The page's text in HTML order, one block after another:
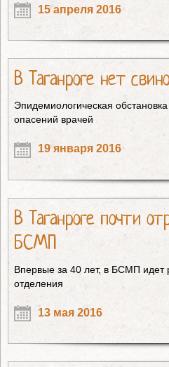
15 апреля 2016
В Таганроге нет
Эпидемиологическая
опасений врачей
19 января 2016
В Таганроге почти
БСМП
Впервые за 40 лет, в БСМП идет
отделения
13 мая 2016